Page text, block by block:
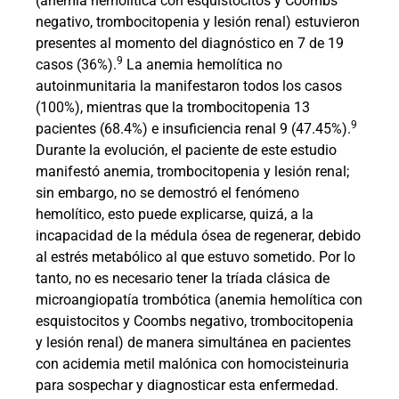
negativo, trombocitopenia y lesión renal) estuvieron
presentes al momento del diagnóstico en 7 de 19
casos (36%).9 La anemia hemolítica no
autoinmunitaria la manifestaron todos los casos
(100%), mientras que la trombocitopenia 13
pacientes (68.4%) e insuficiencia renal 9 (47.45%).9
Durante la evolución, el paciente de este estudio
manifestó anemia, trombocitopenia y lesión renal;
sin embargo, no se demostró el fenómeno
hemolítico, esto puede explicarse, quizá, a la
incapacidad de la médula ósea de regenerar, debido
al estrés metabólico al que estuvo sometido. Por lo
tanto, no es necesario tener la tríada clásica de
microangiopatía trombótica (anemia hemolítica con
esquistocitos y Coombs negativo, trombocitopenia
y lesión renal) de manera simultánea en pacientes
con acidemia metil malónica con homocisteinuria
para sospechar y diagnosticar esta enfermedad.